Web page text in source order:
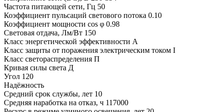
Частота питающей сети, Гц 50
Коэффициент пульсаций светового потока 0.10
Коэффициент мощности cos φ 0.98
Световая отдача, Лм/Вт 150
Класс энергетической эффективности A
Класс защиты от поражения электрическим током I
Класс светораспределения П
Кривая силы света Д
Угол 120
Надёжность
Средний срок службы, лет 10
Средняя наработка на отказ, ч 117000